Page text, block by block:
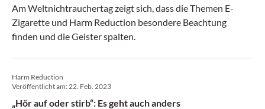
Am Weltnichtrauchertag zeigt sich, dass die Themen E-
Zigarette und Harm Reduction besondere Beachtung
finden und die Geister spalten.
Harm Reduction
Veröffentlicht am:22. Feb. 2023
„Hör auf oder stirb“: Es geht auch anders